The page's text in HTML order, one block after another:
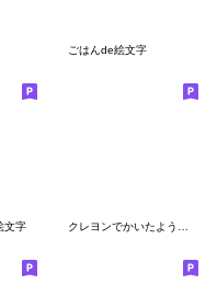
ごはんde絵文字
文字 クレヨンでかいたようなゆるい絵文字(料理)